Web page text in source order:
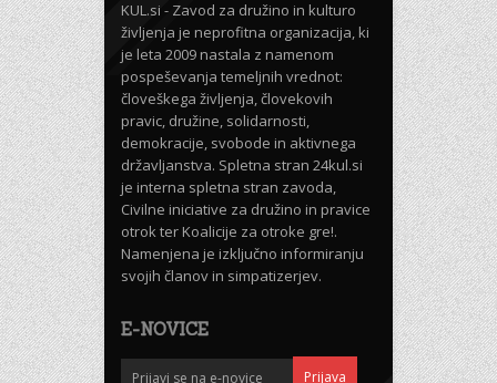
KUL.si - Zavod za družino in kulturo
življenja je neprofitna organizacija, ki
je leta 2009 nastala z namenom
pospeševanja temeljnih vrednot:
človeškega življenja, človekovih
pravic, družine, solidarnosti,
demokracije, svobode in aktivnega
državljanstva. Spletna stran 24kul.si
je interna spletna stran zavoda,
Civilne iniciative za družino in pravice
otrok ter Koalicije za otroke gre!.
Namenjena je izključno informiranju
svojih članov in simpatizerjev.
E-NOVICE